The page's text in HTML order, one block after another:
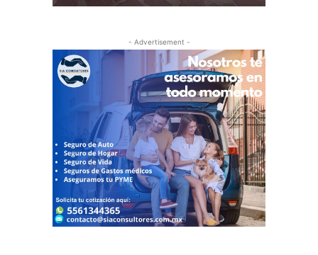
- Advertisement -